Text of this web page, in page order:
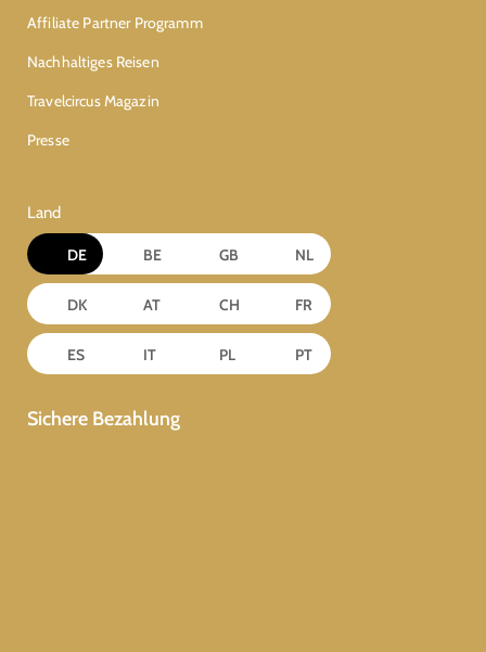
Affiliate Partner Programm
Nachhaltiges Reisen
Travelcircus Magazin
Presse
Land
DE BE GB NL
DK AT CH FR
ES IT PL PT
Sichere Bezahlung